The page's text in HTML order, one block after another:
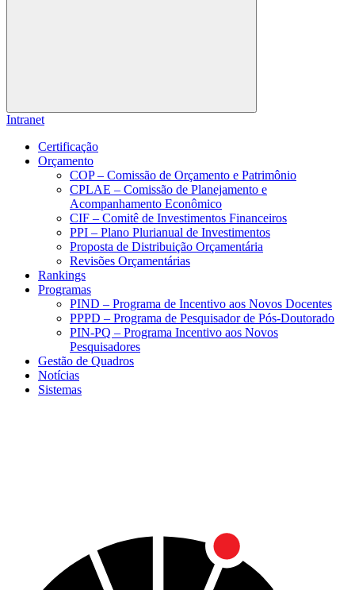
Buscar
Intranet
Certificação
Orçamento
COP – Comissão de Orçamento e Patrimônio
CPLAE – Comissão de Planejamento e
Acompanhamento Econômico
CIF – Comitê de Investimentos Financeiros
PPI – Plano Plurianual de Investimentos
Proposta de Distribuição Orçamentária
Revisões Orçamentárias
Rankings
Programas
PIND – Programa de Incentivo aos Novos Docentes
PPPD – Programa de Pesquisador de Pós-Doutorado
PIN-PQ – Programa Incentivo aos Novos
Pesquisadores
Gestão de Quadros
Notícias
Sistemas